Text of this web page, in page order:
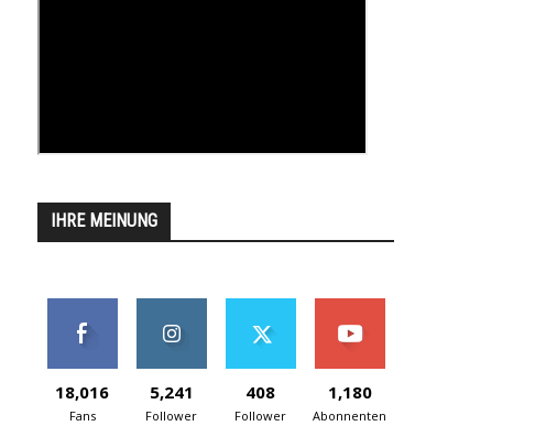
IHRE MEINUNG
18,016
Fans
5,241
Follower
408
Follower
1,180
Abonnenten